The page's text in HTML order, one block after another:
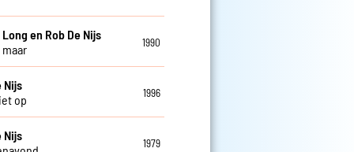
en Rob De Nijs
maar
1990
Nijs
op
1996
Nijs
1979